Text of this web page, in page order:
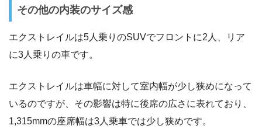
その他の内装のサイズ感
エクストレイルは5人乗りのSUVでフロントに2人、リア
に3人乗りの車です。
エクストレイルは車幅に対して室内幅が少し狭めになって
いるのですが、その影響は特に後席の広さに表れており、
1,315mmの座席幅は3人乗車では少し狭めです。